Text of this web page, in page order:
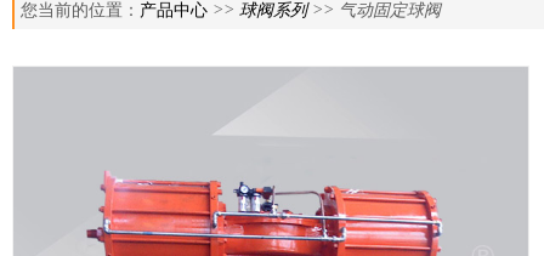
您当前的位置： 产品中心 >> 球阀系列>> 气动固定球阀